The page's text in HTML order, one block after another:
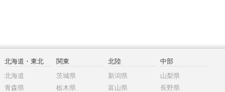
北海道・東北
北海道
青森県
関東
茨城県
栃木県
北陸
新潟県
富山県
中部
山梨県
長野県